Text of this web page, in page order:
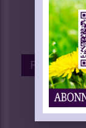
Facebook